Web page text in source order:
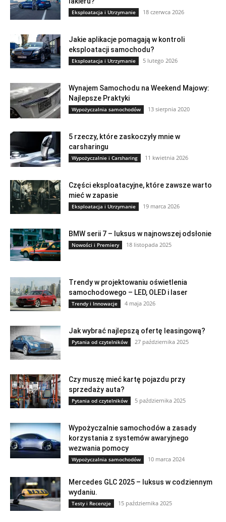
Eksploatacja i Utrzymanie 18 czerwca 2026
Jakie aplikacje pomagają w kontroli
eksploatacji samochodu?
Eksploatacja i Utrzymanie 5 lutego 2026
Wynajem Samochodu na Weekend Majowy:
Najlepsze Praktyki
Wypożyczalnia samochodów 13 sierpnia 2020
5 rzeczy, które zaskoczyły mnie w
carsharingu
Wypożyczalnie i Carsharing 11 kwietnia 2026
Części eksploatacyjne, które zawsze warto
mieć w zapasie
Eksploatacja i Utrzymanie 19 marca 2026
BMW serii 7 – luksus w najnowszej odsłonie
Nowości i Premiery 18 listopada 2025
Trendy w projektowaniu oświetlenia
samochodowego – LED, OLED i laser
Trendy i Innowacje 4 maja 2026
Jak wybrać najlepszą ofertę leasingową?
Pytania od czytelników 27 października 2025
Czy muszę mieć kartę pojazdu przy
sprzedaży auta?
Pytania od czytelników 5 października 2025
Wypożyczalnie samochodów a zasady
korzystania z systemów awaryjnego
wezwania pomocy
Wypożyczalnia samochodów 10 marca 2024
Mercedes GLC 2025 – luksus w codziennym
wydaniu.
Testy i Recenzje 15 października 2025